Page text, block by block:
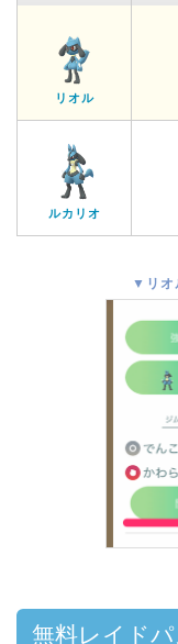
リオル
ルカリオ
▼リオ
無料レイド